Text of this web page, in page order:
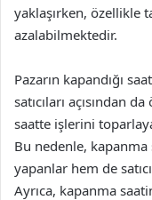
yaklaşırken, özellikle
azalabilmektedir.
Pazarın kapandığı
satıcıları açısından
saatte işlerini
Bu nedenle,
yapanlar hem de
Ayrıca, kapanma